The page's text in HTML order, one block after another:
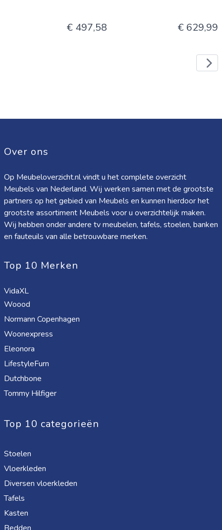
€ 497,58 € 629,99
Over ons
Op Meubeloverzicht.nl vindt u het complete overzicht
Meubels van Nederland. Wij werken samen met de grootste
partners op het gebied van Meubels en kunnen hierdoor het
grootste assortiment Meubels voor u overzichtelijk maken.
Wij hebben onder andere tv meubelen, tafels, stoelen, banken
en fauteuils van alle betrouwbare merken.
Top 10 Merken
VidaXL
Woood
Normann Copenhagen
Woonexpress
Eleonora
LifestyleFurn
Dutchbone
Tommy Hilfiger
Top 10 categorieën
Stoelen
Vloerkleden
Diversen vloerkleden
Tafels
Kasten